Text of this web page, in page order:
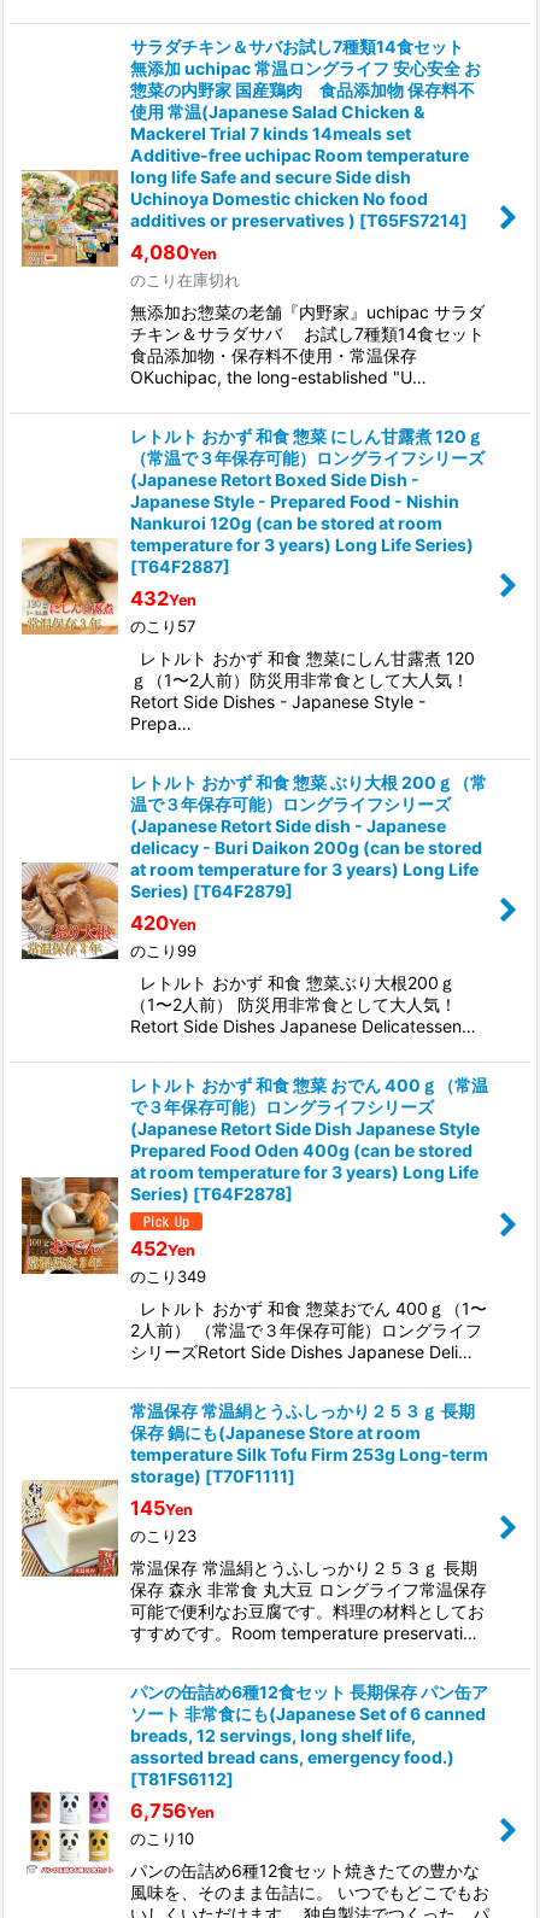
サラダチキン＆サバお試し7種類14食セット
無添加 uchipac 常温ロングライフ 安心安全 お
惣菜の内野家 国産鶏肉 食品添加物 保存料不
使用 常温(Japanese Salad Chicken &
Mackerel Trial 7 kinds 14meals set
Additive-free uchipac Room temperature
long life Safe and secure Side dish
Uchinoya Domestic chicken No food
additives or preservatives ) [T65FS7214]
4,080Yen
のこり在庫切れ
無添加お惣菜の老舗『内野家』uchipac サラダ
チキン＆サラダサバ お試し7種類14食セット
食品添加物・保存料不使用・常温保存
OKuchipac, the long-established "U…
レトルト おかず 和食 惣菜 にしん甘露煮 120ｇ
（常温で３年保存可能）ロングライフシリーズ
(Japanese Retort Boxed Side Dish -
Japanese Style - Prepared Food - Nishin
Nankuroi 120g (can be stored at room
temperature for 3 years) Long Life Series)
[T64F2887]
432Yen
のこり57
レトルト おかず 和食 惣菜にしん甘露煮 120
ｇ（1〜2人前）防災用非常食として大人気！
Retort Side Dishes - Japanese Style -
Prepa…
レトルト おかず 和食 惣菜 ぶり大根 200ｇ（常
温で３年保存可能）ロングライフシリーズ
(Japanese Retort Side dish - Japanese
delicacy - Buri Daikon 200g (can be stored
at room temperature for 3 years) Long Life
Series) [T64F2879]
420Yen
のこり99
レトルト おかず 和食 惣菜ぶり大根200ｇ
（1〜2人前） 防災用非常食として大人気！
Retort Side Dishes Japanese Delicatessen…
レトルト おかず 和食 惣菜 おでん 400ｇ（常温
で３年保存可能）ロングライフシリーズ
(Japanese Retort Side Dish Japanese Style
Prepared Food Oden 400g (can be stored
at room temperature for 3 years) Long Life
Series) [T64F2878]
452Yen
のこり349
レトルト おかず 和食 惣菜おでん 400ｇ（1〜
2人前） （常温で３年保存可能）ロングライフ
シリーズRetort Side Dishes Japanese Deli…
常温保存 常温絹とうふしっかり２５３ｇ 長期
保存 鍋にも(Japanese Store at room
temperature Silk Tofu Firm 253g Long-term
storage) [T70F1111]
145Yen
のこり23
常温保存 常温絹とうふしっかり２５３ｇ 長期
保存 森永 非常食 丸大豆 ロングライフ常温保存
可能で便利なお豆腐です。料理の材料としてお
すすめです。Room temperature preservati…
パンの缶詰め6種12食セット 長期保存 パン缶ア
ソート 非常食にも(Japanese Set of 6 canned
breads, 12 servings, long shelf life,
assorted bread cans, emergency food.)
[T81FS6112]
6,756Yen
のこり10
パンの缶詰め6種12食セット焼きたての豊かな
風味を、そのまま缶詰に。 いつでもどこでもお
いしくいただけます。 独自製法でつくった、パ